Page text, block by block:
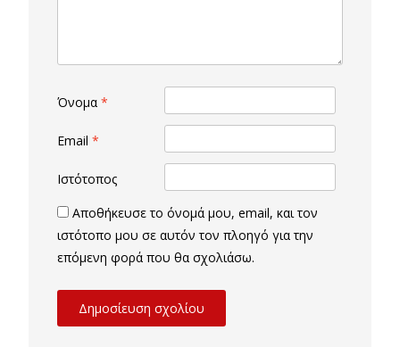
Όνομα *
Email *
Ιστότοπος
Αποθήκευσε το όνομά μου, email, και τον
ιστότοπο μου σε αυτόν τον πλοηγό για την
επόμενη φορά που θα σχολιάσω.